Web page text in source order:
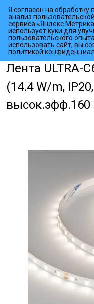
Главная страница •
Лента ULTRA-
(14.4 W/m,
Я согласен наобработку
анализ
сервиса «Яндекс
использует куки для
пользовательского
использовать сайт, вы
политикой